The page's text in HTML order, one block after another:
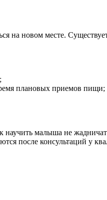
на новом месте.
плановых приемов пищи;
малыша не
после консультаций у